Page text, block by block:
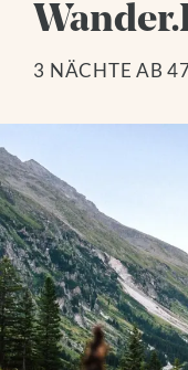
3 NÄCHTE AB